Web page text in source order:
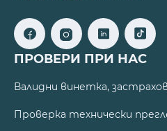
ПРОВЕРИ ПРИ НАС
Валидни винетка,
Проверка технически